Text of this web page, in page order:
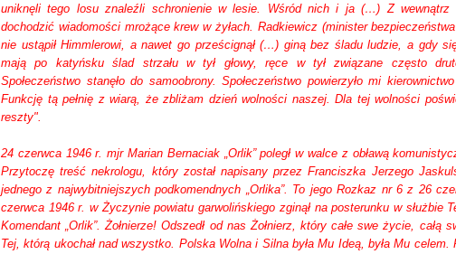
uniknęli tego losu znaleźli schronienie w lesie. Wśród nich i ja (…) Z wewnątrz
dochodzić wiadomości mrożące krew w żyłach. Radkiewicz (minister
nie ustąpił Himmlerowi, a nawet go prześcignął (…) giną bez śladu ludzie, a gdy
mają po katyńsku ślad strzału w tył głowy, ręce w tył związane często
Społeczeństwo stanęło do samoobrony. Społeczeństwo powierzyło mi
Funkcję tą pełnię z wiarą, że zbliżam dzień wolności naszej. Dla tej wolności
reszty".
24 czerwca 1946 r. mjr Marian Bernaciak „Orlik” poległ w walce z obławą
Przytoczę treść nekrologu, który został napisany przez Franciszka Jerzego
jednego z najwybitniejszych podkomendnych „Orlika”. To jego Rozkaz nr 6 z 26
czerwca 1946 r. w Życzynie powiatu garwolińskiego zginął na posterunku w służbie
Komendant „Orlik”. Żołnierze! Odszedł od nas Żołnierz, który całe swe życie, całą
Tej, którą ukochał nad wszystko. Polska Wolna i Silna była Mu Ideą, była Mu celem.